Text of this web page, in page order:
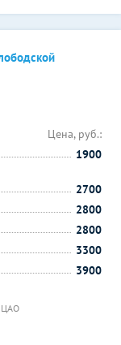
ЦАО
Цена, руб.:
1900
2700
2800
2800
3300
3900